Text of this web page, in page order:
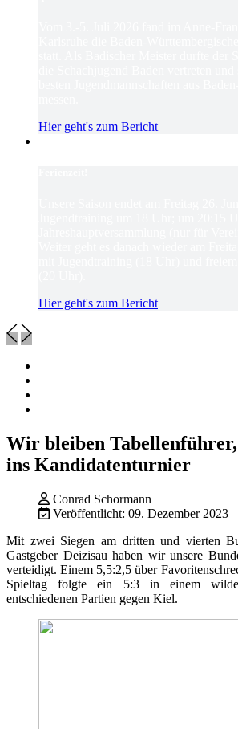
Hier geht's zum Bericht
Hier geht's zum Bericht
Wir bleiben
ins Kandidatenturnier
Conrad Schormann
Veröffentlicht: 09. Dezember 2023
Mit zwei Siegen am dritten und vierten
Gastgeber Deizisau haben wir unsere
verteidigt. Einem 5,5:2,5 über
Spieltag folgte ein 5:3 in einem
entschiedenen Partien gegen Kiel.